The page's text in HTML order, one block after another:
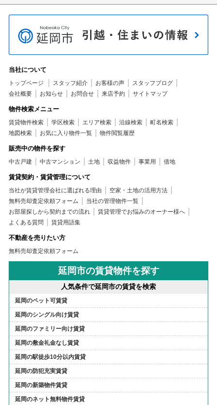
当社について
トップページ スタッフ紹介 お客様の声
スタッフブログ
会社概要
お知らせ お問合せ 来店予約 サイトマップ
物件検索メニュー
賃貸物件検索 学区検索 エリア検索 沿線検索
町名検索
地図検索
お気に入り物件一覧 物件閲覧履歴
販売中の物件を探す
中古戸建 中古マンション 土地 収益物件 事業用 借地
賃貸契約・賃貸管理について
当社が賃貸管理会社に選ばれる理由
空家・土地の活用方法
無料売却査定依頼フォーム
当社の管理物件一覧
お部屋探しから契約までの流れ
賃貸管理でお悩みのオーナー様へ
よくある質問
賃貸用語集
不動産を売りたい方
無料売却査定依頼フォーム
延岡市の賃貸物件を探す
人気条件で延岡市の賃貸を検索
延岡のペット可賃貸
延岡のシングル向け賃貸
延岡のファミリー向け賃貸
延岡の敷金礼金なし賃貸
延岡の駅徒歩10分以内賃貸
延岡の防犯充実賃貸
延岡の新築物件賃貸
延岡のネット無料物件賃貸